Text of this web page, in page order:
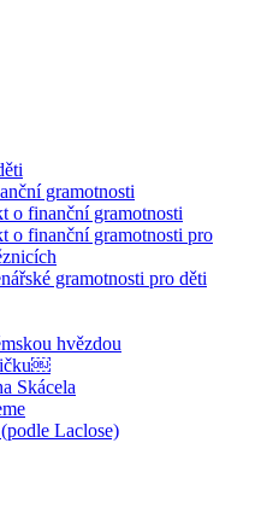
gramotnosti
o finanční gramotnosti
o finanční gramotnosti pro
gramotnosti pro děti
hvězdou
Skácela
Laclose)